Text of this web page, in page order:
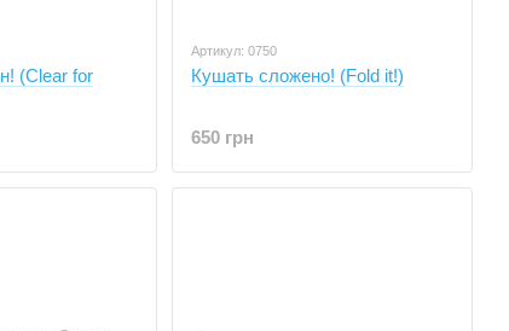
(Clear for
Артикул: 0750
Кушать сложено! (Fold it!)
650 грн